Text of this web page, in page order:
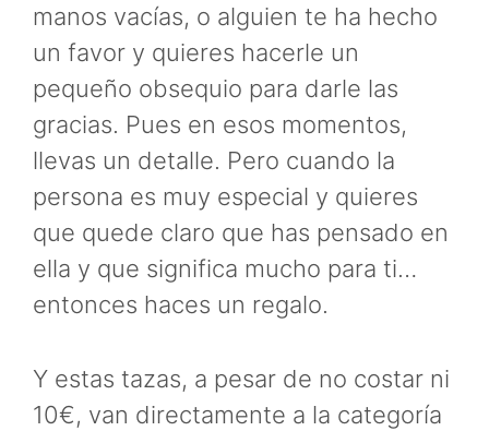
manos vacías, o alguien te ha hecho
un favor y quieres hacerle un
pequeño obsequio para darle las
gracias. Pues en esos momentos,
llevas un detalle. Pero cuando la
persona es muy especial y quieres
que quede claro que has pensado en
ella y que significa mucho para ti…
entonces haces un regalo.
Y estas tazas, a pesar de no costar ni
10€, van directamente a la categoría